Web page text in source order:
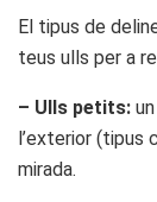
El tipus de
teus ulls per a
– Ulls petits:
l’exterior (tipus
mirada.